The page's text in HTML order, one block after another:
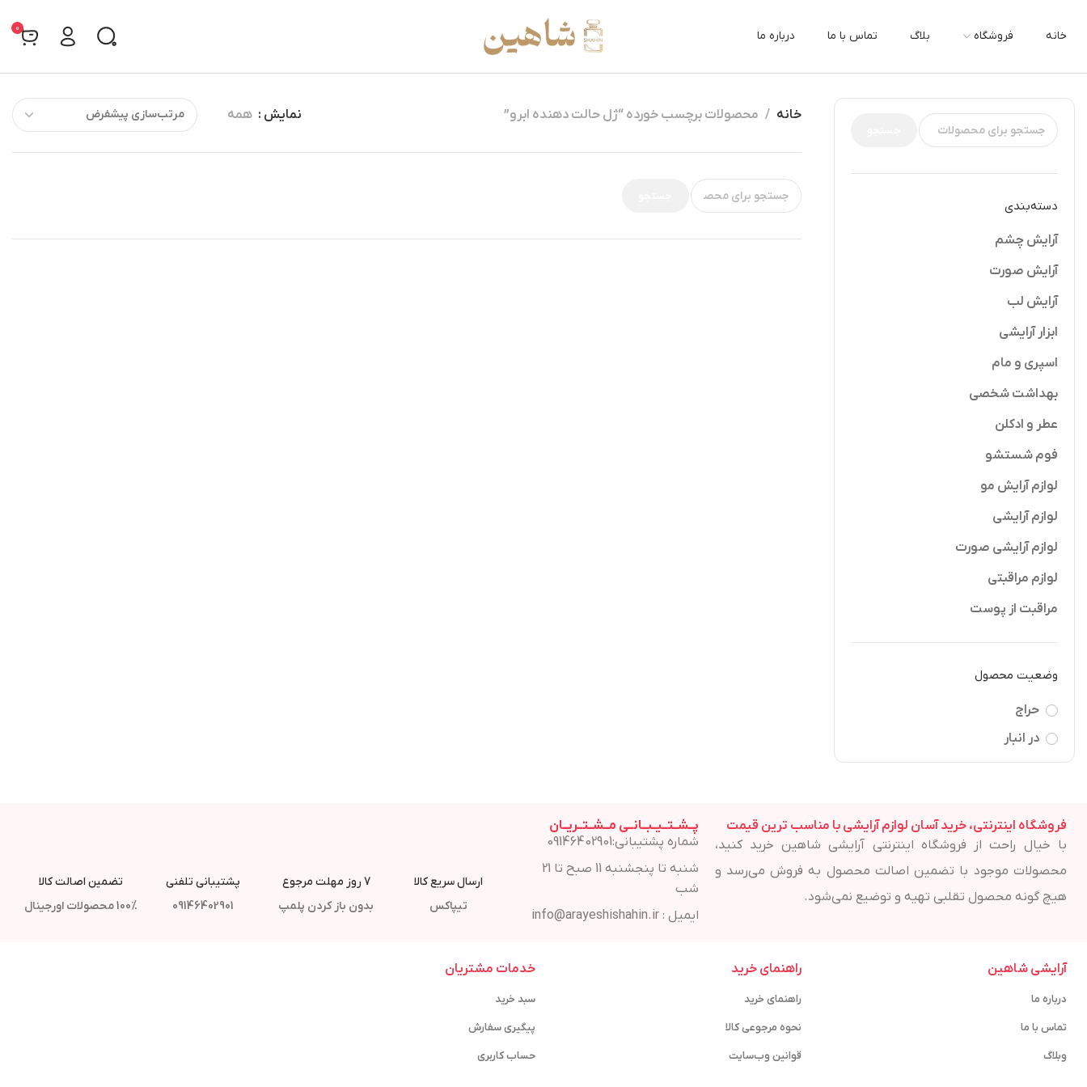
خانه فروشگاه بلاگ تماس با ما درباره ما
0
دسته‌بندی
آرایش چشم
آرایش صورت
آرایش لب
ابزار آرایشی
اسپری و مام
بهداشت شخصی
عطر و ادکلن
فوم شستشو
لوازم آرایش مو
لوازم آرایشی
لوازم آرایشی صورت
لوازم مراقبتی
مراقبت از پوست
وضعیت محصول
حراج
در انبار
خانه محصولات برچسب خورده “ژل حالت دهنده ابرو” نمایش همه
فروشگاه اینترنتی، خرید آسان لوازم آرایشی با مناسب ترین قیمت
با خیال راحت از فروشگاه اینترنتی آرایشی شاهین خرید کنید،
محصولات موجود با تضمین اصالت محصول به فروش می‌رسد و
هیچ گونه محصول تقلبی تهیه و توضیع نمی‌شود.
پــشــتــیــبــانــی مــشــتــریــان
شماره پشتیبانی:09146402901
شنبه تا پنجشنبه 11 صبح تا 21
شب
ایمیل : info@arayeshishahin.ir
ارسال سریع کالا
تیپاکس
7 روز مهلت مرجوع
بدون باز کردن پلمپ
پشتیبانی تلفنی
09146402901
تضمین اصالت کالا
100% محصولات اورجینال
آرایشی شاهین
درباره ما
تماس با ما
وبلاگ
راهنمای خرید
راهنمای خرید
نحوه مرجوعی کالا
قوانین وب‌سایت
خدمات مشتریان
سبد خرید
پیگیری سفارش
حساب کاربری